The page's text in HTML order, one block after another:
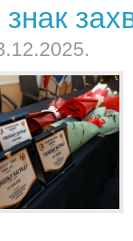
знак